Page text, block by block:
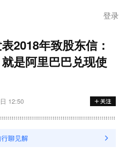
登录
2018年致股东信：
是阿里巴巴兑现使
12:50